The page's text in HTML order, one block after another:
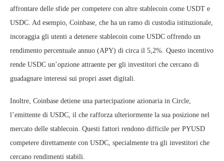
affrontare delle sfide per competere con altre stablecoin come USDT e
USDC. Ad esempio, Coinbase, che ha un ramo di custodia istituzionale,
incoraggia gli utenti a detenere stablecoin come USDC offrendo un
rendimento percentuale annuo (APY) di circa il 5,2%. Questo incentivo
rende USDC un’opzione attraente per gli investitori che cercano di
guadagnare interessi sui propri asset digitali.
Inoltre, Coinbase detiene una partecipazione azionaria in Circle,
l’emittente di USDC, il che rafforza ulteriormente la sua posizione nel
mercato delle stablecoin. Questi fattori rendono difficile per PYUSD
competere direttamente con USDC, specialmente tra gli investitori che
cercano rendimenti stabili.